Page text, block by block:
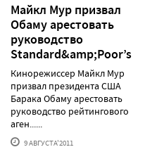
Майкл Мур призвал
Обаму арестовать
руководство
Standard&amp;Poor’s
Кинорежиссер Майкл Мур
призвал президента США
Барака Обаму арестовать
руководство рейтингового
аген......
9 АВГУСТА'2011